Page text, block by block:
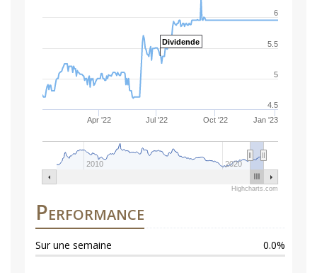
Dividende
Apr '22 Jul '22 Oct '22 Jan '23
2010 2020
4.5
5
5.5
6
Highcharts.com
Performance
Sur une semaine 0.0%